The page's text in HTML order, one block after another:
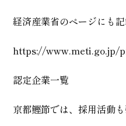
経済産業省のページにも
https://www.meti.go.jp/
認定企業一覧
京都鰹節では、採用活動も